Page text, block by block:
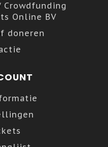
Crowdfunding
Online BV
doneren